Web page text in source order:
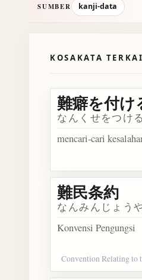
SUMBER kanji-data
KOSAKATA
難癖を付け
なんくせをつける
mencari-cari
難民条約
なんみんじょう
Konvensi Pengungsi
Convention Relating to